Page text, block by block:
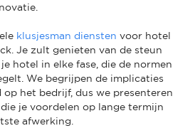
klusjesman diensten voor hotel
Je zult genieten van de steun
hotel in elke fase, die de normen
We begrijpen de implicaties
het bedrijf, dus we presenteren
je voordelen op lange termijn
afwerking.